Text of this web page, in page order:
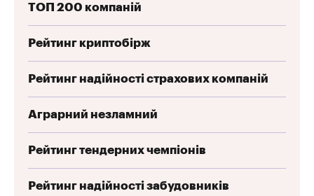
ТОП 200 компаній
Рейтинг криптобірж
Рейтинг надійності страхових компаній
Аграрний незламний
Рейтинг тендерних чемпіонів
Рейтинг надійності забудовників